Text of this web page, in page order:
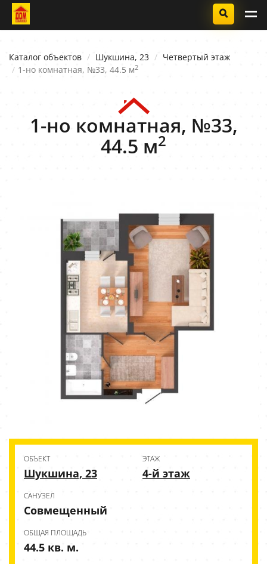
Каталог объектов Шукшина, 23
Четвертый этаж
1-но комнатная, №33, 44.5 м2
1-но комнатная, №33,
44.5 м2
ОБЪЕКТ
Шукшина, 23
ЭТАЖ
4-й этаж
CАНУЗЕЛ
Совмещенный
ОБЩАЯ ПЛОЩАДЬ
44.5 кв. м.